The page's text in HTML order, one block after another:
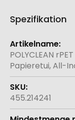
Spezifikation
Weitere
Informationen
POLYCLEAN
Papieretui, All-
455.214241